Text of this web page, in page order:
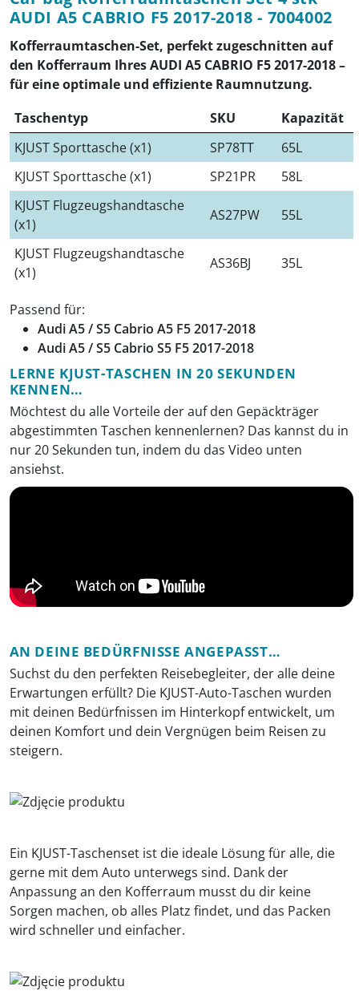
AUDI A5 CABRIO F5 2017-2018 - 7004002
Kofferraumtaschen-Set, perfekt zugeschnitten auf
den Kofferraum Ihres AUDI A5 CABRIO F5 2017-2018 –
für eine optimale und effiziente Raumnutzung.
Taschentyp
SKU
Kapazität
KJUST Sporttasche (x1)
SP78TT
65L
KJUST Sporttasche (x1)
SP21PR
58L
KJUST Flugzeugshandtasche
(x1)
AS27PW 55L
KJUST Flugzeugshandtasche
(x1)
AS36BJ 35L
Passend für:
Audi A5 / S5 Cabrio A5 F5 2017-2018
Audi A5 / S5 Cabrio S5 F5 2017-2018
LERNE KJUST-TASCHEN IN 20 SEKUNDEN
KENNEN…
Möchtest du alle Vorteile der auf den Gepäckträger
abgestimmten Taschen kennenlernen? Das kannst du in
nur 20 Sekunden tun, indem du das Video unten
ansiehst.
AN DEINE BEDÜRFNISSE ANGEPASST…
Suchst du den perfekten Reisebegleiter, der alle deine
Erwartungen erfüllt? Die KJUST-Auto-Taschen wurden
mit deinen Bedürfnissen im Hinterkopf entwickelt, um
deinen Komfort und dein Vergnügen beim Reisen zu
steigern.
Ein KJUST-Taschenset ist die ideale Lösung für alle, die
gerne mit dem Auto unterwegs sind. Dank der
Anpassung an den Kofferraum musst du dir keine
Sorgen machen, ob alles Platz findet, und das Packen
wird schneller und einfacher.